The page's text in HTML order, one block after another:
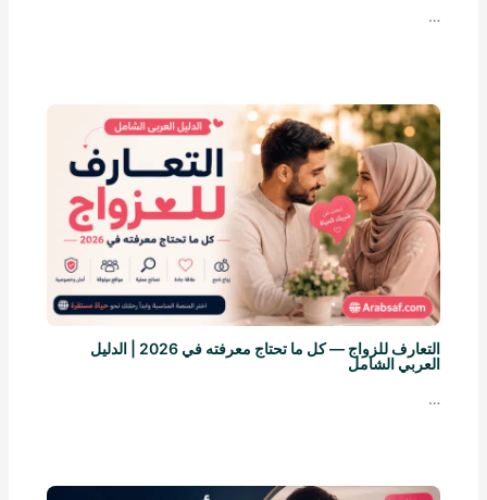
…
التعارف للزواج — كل ما تحتاج معرفته في 2026 | الدليل
العربي الشامل
…